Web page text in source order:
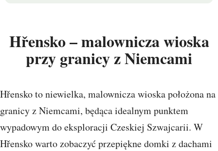
Hřensko – malownicza wioska
przy granicy z Niemcami
Hřensko to niewielka, malownicza wioska położona na
granicy z Niemcami, będąca idealnym punktem
wypadowym do eksploracji Czeskiej Szwajcarii. W
Hřensko warto zobaczyć przepiękne domki z dachami